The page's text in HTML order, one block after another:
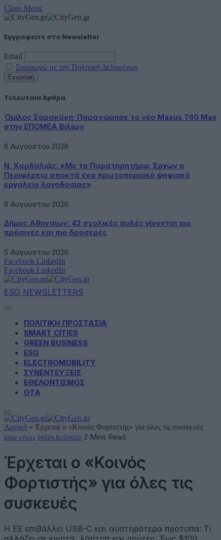
Close Menu
Εγγραφείτε στο Newsletter
Email
Συμφωνώ με την Πολιτική Δεδομένων
Τελευταία Άρθρα
Όμιλος Σαρακάκη: Παραχώρησε το νέο Maxus T60 Max
στην ΕΠΟΜΕΑ Βιλίων
6 Αυγούστου 2026
Ν. Χαρδαλιάς: «Με το Παρατηρητήριο Έργων η
Περιφέρεια αποκτά ένα πρωτοποριακό ψηφιακό
εργαλείο λογοδοσίας»
6 Αυγούστου 2026
Δήμος Αθηναίων: 43 σχολικές αυλές γίνονται πιο
πράσινες και πιο δροσερές
5 Αυγούστου 2026
Facebook LinkedIn
Facebook LinkedIn
ESG NEWSLETTERS
ΠΟΛΙΤΙΚΗ ΠΡΟΣΤΑΣΙΑ
SMART CITIES
GREEN BUSINESS
ESG
ELECTROMOBILITY
ΣΥΝΕΝΤΕΥΞΕΙΣ
ΕΘΕΛΟΝΤΙΣΜΟΣ
ΟΤΑ
Αρχική »Έρχεται ο «Κοινός Φορτιστής» για όλες τις συσκευές
Editor's Picks GREEN BUSINESS 2 Mins Read
Έρχεται ο «Κοινός
Φορτιστής» για όλες τις
συσκευές
Η ΕΕ επιβάλλει USB-C και αυστηρότερα πρότυπα: Τι